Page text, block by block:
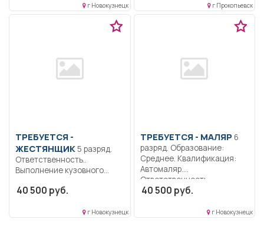
г Новокузнецк г Прокопьевск
ТРЕБУЕТСЯ -
ЖЕСТЯНЩИК
Ответственность..
Выполнение кузовного
контроль выполненных
40 500 руб.
г Новокузнецк
ТРЕБУЕТСЯ - МАЛЯР
разряд. Образование:
Среднее. Квалификация:
Автомаляр.
Ответственность..
Выполнение работы по
40 500 руб.
г Новокузнецк